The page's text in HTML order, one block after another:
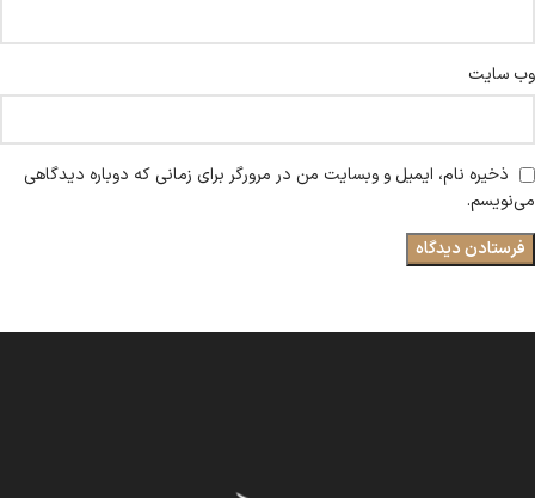
وب‌ سایت
ذخیره نام، ایمیل و وبسایت من در مرورگر برای زمانی که دوباره دیدگاهی
می‌نویسم.